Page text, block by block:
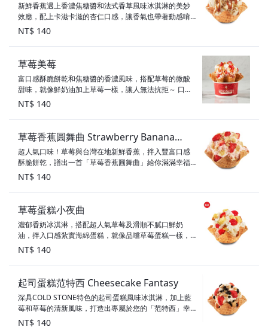
新鮮香蕉遇上香濃焦糖醬和法式香草風味冰淇淋的美妙
效應，配上卡滋卡滋的杏仁口感，讓香氣也帶著動感唷
～ 配料：焦糖醬、香蕉、烤杏仁 甜度：3顆半星 素食標
示：奶蛋素
NT$ 140
草莓美莓
富口感酥脆餅乾和焦糖醬的香濃風味，搭配草莓的微酸
甜味，就像鮮奶油加上草莓一樣，讓人無法抗拒～ 口
味：草莓冰淇淋 配料：鮮奶油、酥脆餅乾、焦糖醬、草
莓 甜度：3顆星 素食標示：奶素
NT$ 140
草莓香蕉圓舞曲 Strawberry Banana
Rendezvous
超人氣口味！草莓與台灣在地新鮮香蕉，拌入豐富口感
酥脆餅乾，譜出一首「草莓香蕉圓舞曲」給你滿滿幸福
活力～ 配料：白巧克力風味碎片、酥脆餅乾、草莓、香
蕉 甜度：3顆半星 素食標示：葷食
NT$ 140
草莓蛋糕小夜曲
濃郁香奶冰淇淋，搭配超人氣草莓及滑順不膩口鮮奶
油，拌入口感紮實海綿蛋糕，就像品嚐草莓蛋糕一樣，
幸福滋味讓人無法忘懷，一起共譜一曲甜蜜的小夜曲吧!
配料：草莓、海綿蛋糕、鮮奶油 甜度：3顆星 素食標
示：奶蛋素
NT$ 140
起司蛋糕范特西 Cheesecake Fantasy
深具COLD STONE特色的起司蛋糕風味冰淇淋，加上藍
莓和草莓的清新風味，打造出專屬於您的「范特西」幸
福感！ 配料：藍莓、酥脆餅乾、草莓 甜度：2顆半星 素
食標示：奶素
NT$ 140